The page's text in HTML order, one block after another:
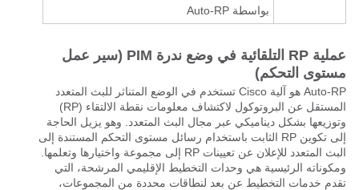
بواسطة Auto-RP
عملية RP التلقائية في وضع ندرة PIM (سير عمل
مستوى التحكم)
Auto-RP هو آلية Cisco تستخدم في الوضع المتناثر للبث المتعدد
المستقل عن البروتوكول لاكتشاف معلومات نقطة الالتقاء (RP)
وتوزيعها بشكل ديناميكي عبر مجال البث المتعدد. وهو يزيل الحاجة
إلى تكوين RP الثابت باستخدام رسائل مستوى التحكم المستندة إلى
البث المتعدد للإعلان عن تعيينات RP إلى مجموعة واختيارها وتعلمها.
ومكوناته الرئيسية هي وحدات التخطيط الإقليمي المرشحة، التي
تقدم خدمات التخطيط عن بعد لنطاقات محددة من المجموعات،